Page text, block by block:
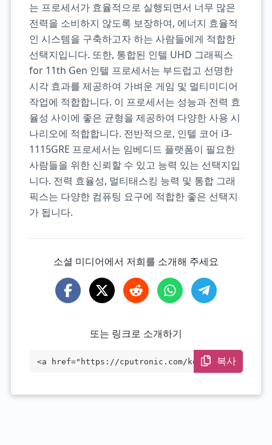
는 프로세서가 효율적으로 실행되면서 너무 많은
전력을 소비하지 않도록 보장하여, 에너지 효율적
인 시스템을 구축하고자 하는 사람들에게 적합한
선택지입니다. 또한, 통합된 인텔 UHD 그래픽스
for 11th Gen 인텔 프로세서는 부드럽고 선명한
시각 효과를 제공하여 가벼운 게임 및 멀티미디어
작업에 적합합니다. 이 프로세서는 성능과 전력 효
율성 사이에 좋은 균형을 제공하여 다양한 사용 시
나리오에 적합합니다. 전반적으로, 인텔 코어 i3-
1115GRE 프로세서는 임베디드 플랫폼이 필요한
사람들을 위한 신뢰할 수 있고 능력 있는 선택지입
니다. 전력 효율성, 멀티태스킹 능력 및 통합 그래
픽스는 다양한 컴퓨팅 요구에 적합한 좋은 선택지
가 됩니다.
소셜 미디어에서 저희를 소개해 주세요
또는 링크로 소개하기
<a href="https://cputronic.com/ko/cpu/in
복사